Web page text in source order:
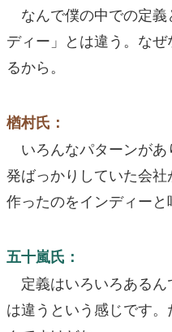
なんで僕の中での定義
ディー」とは違う。な
るから。
楢村氏：
いろんなパターンがあ
発ばっかりしていた会
作ったのをインディーと
五十嵐氏：
定義はいろいろあるん
は違うという感じです